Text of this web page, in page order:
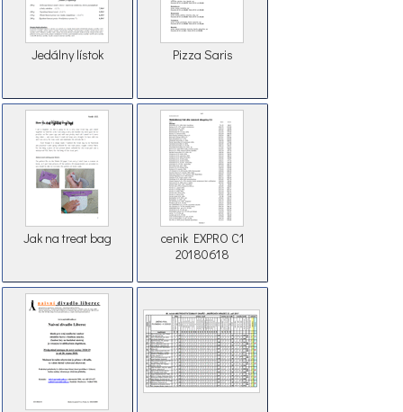
Jedálny lístok Pizza Saris
Jak na treat bag
cenik EXPRO C1
20180618